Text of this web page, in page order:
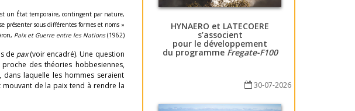
un État temporaire, contingent par nature,
présenter sous différentes formes et noms »
Paix et Guerre entre les Nations(1962)
de pax(voir encadré). Une question
des théories hobbesiennes,
laquelle les hommes seraient
mouvant de la paix tend à rendre la
HYNAERO et LATECOERE
s’associent
pour le développement
du programme Fregate-F100
30-07-2026